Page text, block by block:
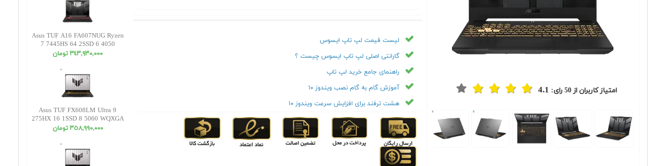
امتیاز کاربران از50رای: 4.1
Previous
Next
لیست قیمت لپ تاپ ایسوس
گارانتی اصلی لپ تاپ ایسوس چیست ؟
راهنمای جامع خرید لپ تاپ
آموزش گام به گام نصب ویندوز ۱۰
هشت ترفند برای افزایش سرعت ویندوز ۱۰
Asus TUF A16 FA607NUG Ryzen
7 7445HS 64 2SSD 6 4050
WUXGA
٣٤٣,٩٣٠,٠٠٠ تومان
Asus TUF FX608LM Ultra 9
275HX 16 1SSD 8 5060 WQXGA
٣٥٨,٩٩٠,٠٠٠ تومان